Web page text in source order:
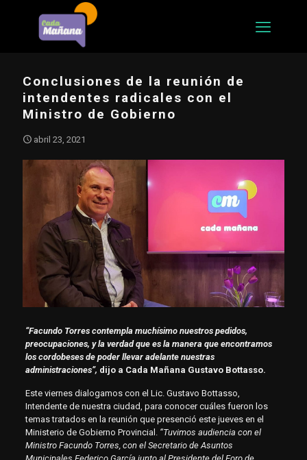
Conclusiones de la reunión de
intendentes radicales con el
Ministro de Gobierno
abril 23, 2021
“Facundo Torres contempla muchísimo nuestros pedidos,
preocupaciones, y la verdad que es la manera que encontramos
los cordobeses de poder llevar adelante nuestras
administraciones”, dijo a Cada Mañana Gustavo Bottasso.
Este viernes dialogamos con el Lic. Gustavo Bottasso,
Intendente de nuestra ciudad, para conocer cuáles fueron los
temas tratados en la reunión que presenció este jueves en el
Ministerio de Gobierno Provincial. “Tuvimos audiencia con el
Ministro Facundo Torres, con el Secretario de Asuntos